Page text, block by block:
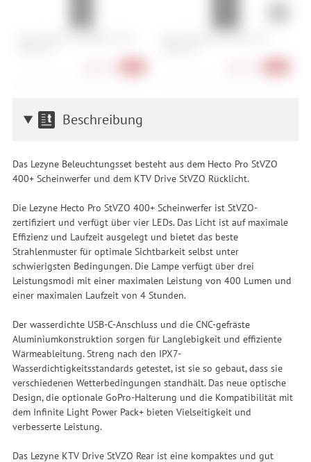
Abus Bordo Big 6000K/120 +
Beschreibung
Das Lezyne Beleuchtungsset besteht aus dem Hecto Pro StVZO
400+ Scheinwerfer und dem KTV Drive StVZO Rücklicht.
Die Lezyne Hecto Pro StVZO 400+ Scheinwerfer ist StVZO-
zertifiziert und verfügt über vier LEDs. Das Licht ist auf maximale
Effizienz und Laufzeit ausgelegt und bietet das beste
Strahlenmuster für optimale Sichtbarkeit selbst unter
schwierigsten Bedingungen. Die Lampe verfügt über drei
Leistungsmodi mit einer maximalen Leistung von 400 Lumen und
einer maximalen Laufzeit von 4 Stunden.
Der wasserdichte USB-C-Anschluss und die CNC-gefräste
Aluminiumkonstruktion sorgen für Langlebigkeit und effiziente
Wärmeableitung. Streng nach den IPX7-
Wasserdichtigkeitsstandards getestet, ist sie so gebaut, dass sie
verschiedenen Wetterbedingungen standhält. Das neue optische
Design, die optionale GoPro-Halterung und die Kompatibilität mit
dem Infinite Light Power Pack+ bieten Vielseitigkeit und
verbesserte Leistung.
Das Lezyne KTV Drive StVZO Rear ist eine kompaktes und gut